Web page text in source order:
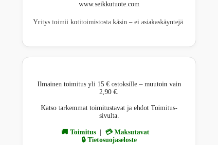
www.seikkutuote.com
Yritys toimii kotitoimistosta käsin – ei asiakaskäyntejä.
Ilmainen toimitus yli 15 € ostoksille – muutoin vain
2,90 €.
Katso tarkemmat toimitustavat ja ehdot Toimitus-
sivulta.
🚚 Toimitus | 💳 Maksutavat |
🔒 Tietosuojaseloste